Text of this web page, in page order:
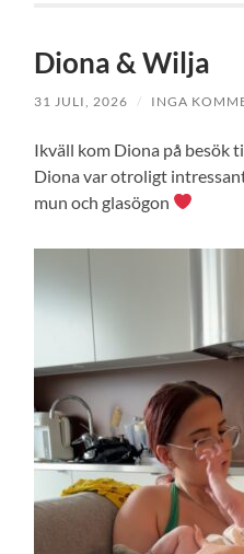
Diona & Wilja
31 JULI, 2026 / INGA
Ikväll kom Diona på besök
Diona var otroligt
mun och glasögon